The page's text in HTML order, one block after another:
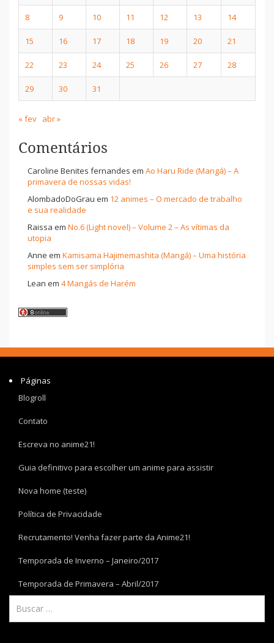
8 9 10 11 12 13 14
15 16 17 18 19 20 21
22 23 24 25 26 27 28
29 30 31
« fev abr »
Comentários
Caroline Benites fernandes em Ao Haru Ride (Mangá) – A
primavera de nossas vidas!
AlombadoDoGrau em 12 animes – O mercado de trabalho
e sua realidade
Raissa em No.6 (Light novel) – Volume 2 – As vítimas da
utopia
Anne em Kamisama Hajimemashita (Mangá) – Uma história
simples sem ser simplória
Lean em 4 Mangás de Harém
Páginas
Blogroll
Contato
Escreva no anime21!
Guia definitivo para escolher um anime para assistir
Nova home (teste)
Política de Privacidade
Recrutamento! Venha fazer parte da Anime21!
Temporada de Inverno – Janeiro/2017
Temporada de Primavera – Abril/2017